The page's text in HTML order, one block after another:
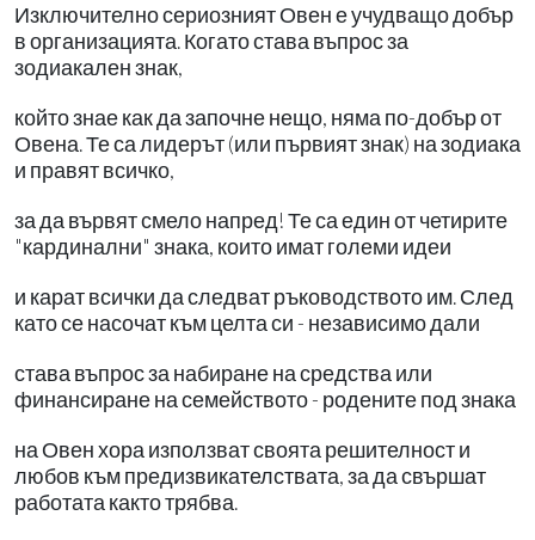
Изключително сериозният Овен е учудващо добър
в организацията. Когато става въпрос за
зодиакален знак,
който знае как да започне нещо, няма по-добър от
Овена. Те са лидерът (или първият знак) на зодиака
и правят всичко,
за да вървят смело напред! Те са един от четирите
"кардинални" знака, които имат големи идеи
и карат всички да следват ръководството им. След
като се насочат към целта си - независимо дали
става въпрос за набиране на средства или
финансиране на семейството - родените под знака
на Овен хора използват своята решителност и
любов към предизвикателствата, за да свършат
работата както трябва.